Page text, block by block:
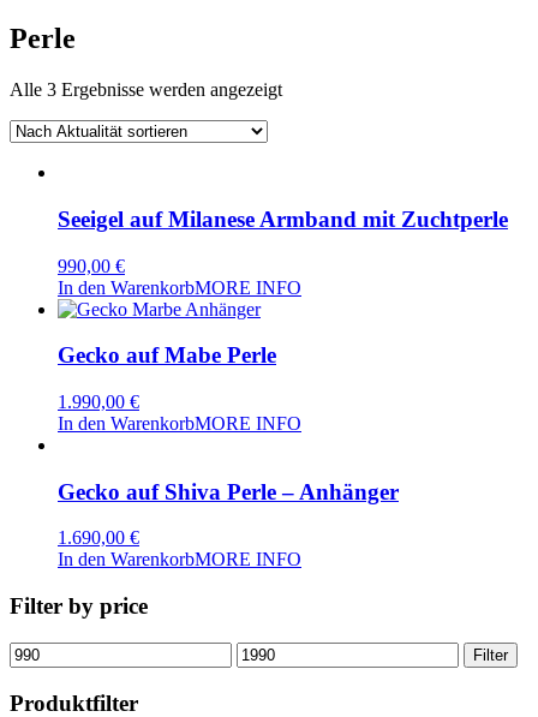
Perle
Alle 3 Ergebnisse werden angezeigtNach
Seeigel auf Milanese Armband mit Zuchtperle
990,00 €
In den WarenkorbMORE INFO
Gecko auf Mabe Perle
1.990,00 €
In den WarenkorbMORE INFO
Gecko auf Shiva Perle – Anhänger
1.690,00 €
In den WarenkorbMORE INFO
Filter by price
Min.
Preis
Max.
Preis
Filter
Produktfilter